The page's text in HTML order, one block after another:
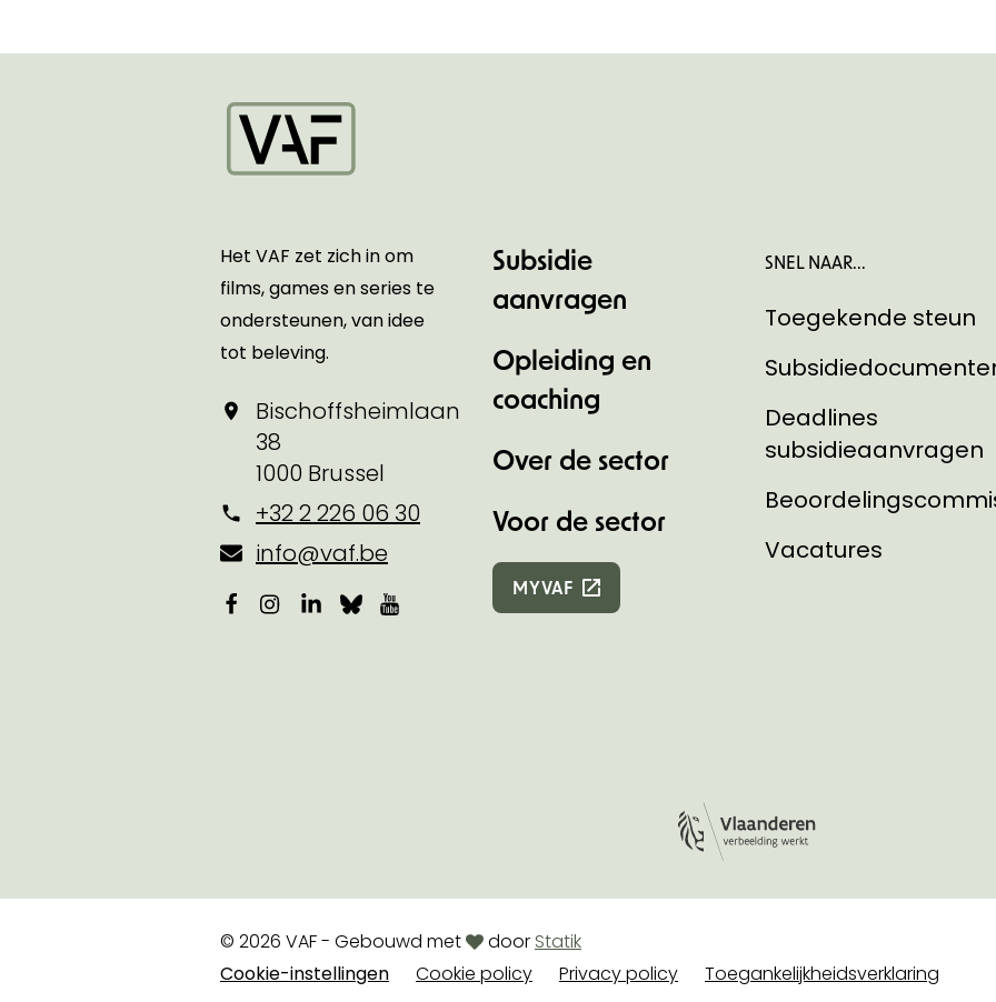
Het VAF zet zich in om
films, games en series te
ondersteunen, van idee
tot beleving.
Bischoffsheimlaan
38
1000 Brussel
+32 2 226 06 30
info@vaf.be
Facebook
Instagram
LinkedIn
BlueskyYouTube
Subsidie
aanvragen
Opleiding en
coaching
Over de sector
Voor de sector
MYVAF
SNEL NAAR...
Toegekende steun
Deadlines
subsidieaanvragen
Vacatures
© 2026 VAF - Gebouwd metlovedoor Statik
Cookie-instellingen
Cookie policy Privacy policy Toegankelijkheidsverklaring